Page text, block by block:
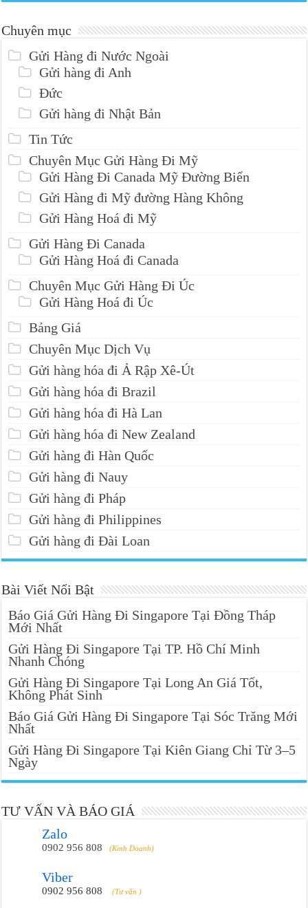
Chuyên mục
Gửi Hàng đi Nước Ngoài
Gửi hàng đi Anh
Đức
Gửi hàng đi Nhật Bản
Tin Tức
Chuyên Mục Gửi Hàng Đi Mỹ
Gửi Hàng Đi Canada Mỹ Đường Biển
Gửi Hàng đi Mỹ đường Hàng Không
Gửi Hàng Hoá đi Mỹ
Gửi Hàng Đi Canada
Gửi Hàng Hoá đi Canada
Chuyên Mục Gửi Hàng Đi Úc
Gửi Hàng Hoá đi Úc
Bảng Giá
Chuyên Mục Dịch Vụ
Gửi hàng hóa đi Ả Rập Xê-Út
Gửi hàng hóa đi Brazil
Gửi hàng hóa đi Hà Lan
Gửi hàng hóa đi New Zealand
Gửi hàng đi Hàn Quốc
Gửi hàng đi Nauy
Gửi hàng đi Pháp
Gửi hàng đi Philippines
Gửi hàng đi Đài Loan
Bài Viết Nổi Bật
Báo Giá Gửi Hàng Đi Singapore Tại Đồng Tháp
Mới Nhất
Gửi Hàng Đi Singapore Tại TP. Hồ Chí Minh
Nhanh Chóng
Gửi Hàng Đi Singapore Tại Long An Giá Tốt,
Không Phát Sinh
Báo Giá Gửi Hàng Đi Singapore Tại Sóc Trăng Mới
Nhất
Gửi Hàng Đi Singapore Tại Kiên Giang Chỉ Từ 3–5
Ngày
TƯ VẤN VÀ BÁO GIÁ
Zalo
0902 956 808 (Kinh Doanh)
Viber
0902 956 808 (Tư vấn )